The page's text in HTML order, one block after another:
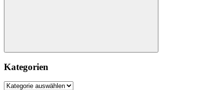
Suchen
Kategorien
Kategorien